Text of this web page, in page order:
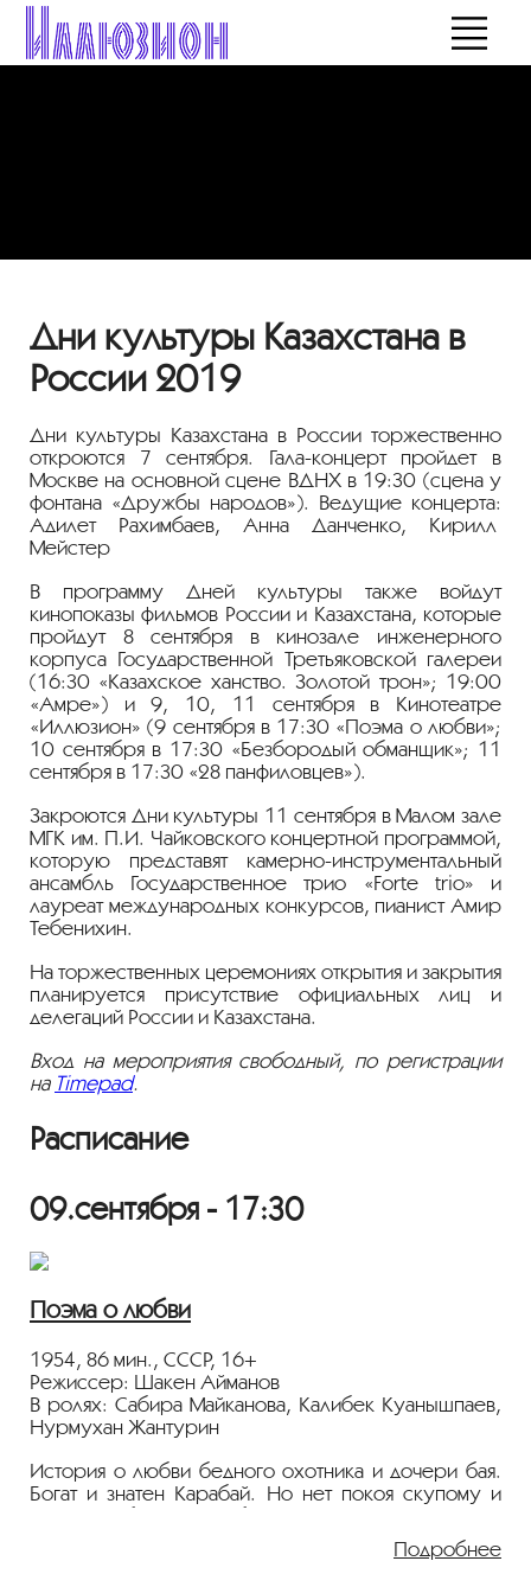
Дни культуры Казахстана в
России 2019
Дни культуры Казахстана в России торжественно
откроются 7 сентября. Гала-концерт пройдет в
Москве на основной сцене ВДНХ в 19:30 (сцена у
фонтана «Дружбы народов»). Ведущие концерта:
Адилет Рахимбаев, Анна Данченко, Кирилл
Мейстер
В программу Дней культуры также войдут
кинопоказы фильмов России и Казахстана, которые
пройдут 8 сентября в кинозале инженерного
корпуса Государственной Третьяковской галереи
(16:30 «Казахское ханство. Золотой трон»; 19:00
«Амре») и 9, 10, 11 сентября в Кинотеатре
«Иллюзион» (9 сентября в 17:30 «Поэма о любви»;
10 сентября в 17:30 «Безбородый обманщик»; 11
сентября в 17:30 «28 панфиловцев»).
Закроются Дни культуры 11 сентября в Малом зале
МГК им. П.И. Чайковского концертной программой,
которую представят камерно-инструментальный
ансамбль Государственное трио «Forte trio» и
лауреат международных конкурсов, пианист Амир
Тебенихин.
На торжественных церемониях открытия и закрытия
планируется присутствие официальных лиц и
делегаций России и Казахстана.
Вход на мероприятия свободный, по регистрации
на Timepad.
Расписание
09.сентября - 17:30
Поэма о любви
1954, 86 мин., СССР, 16+
Режиссер: Шакен Айманов
В ролях: Сабира Майканова, Калибек Куанышпаев,
Нурмухан Жантурин
История о любви бедного охотника и дочери бая.
Богат и знатен Карабай. Но нет покоя скупому и
жадному баю. На габуны его лошадей зарятся
женихи единственной дочери — красавицы Баян.
Баян родилась в один год с юношей Козы-
Подробнее